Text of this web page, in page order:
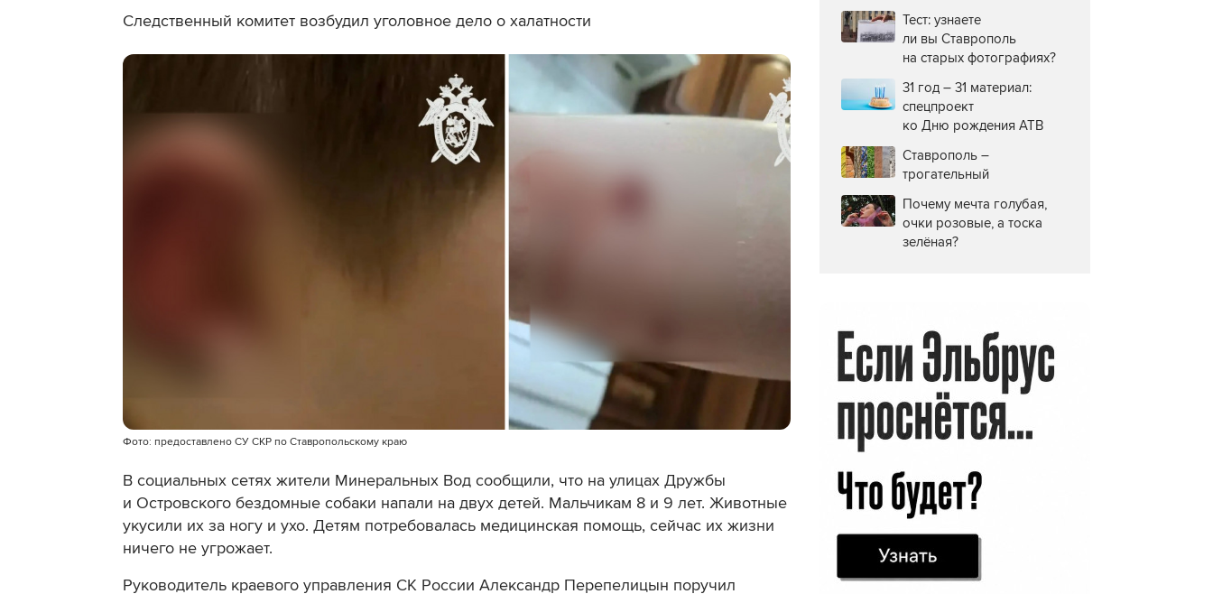
Следственный комитет возбудил уголовное дело о халатности
Фото: предоставлено СУ СКР по Ставропольскому краю
В социальных сетях жители Минеральных Вод сообщили, что на улицах Дружбы
и Островского бездомные собаки напали на двух детей. Мальчикам 8 и 9 лет. Животные
укусили их за ногу и ухо. Детям потребовалась медицинская помощь, сейчас их жизни
ничего не угрожает.
Руководитель краевого управления СК России Александр Перепелицын поручил
Тест: узнаете
ли вы Ставрополь
на старых фотографиях?
31 год – 31 материал:
спецпроект
ко Дню рождения АТВ
Ставрополь –
трогательный
Почему мечта голубая,
очки розовые, а тоска
зелёная?